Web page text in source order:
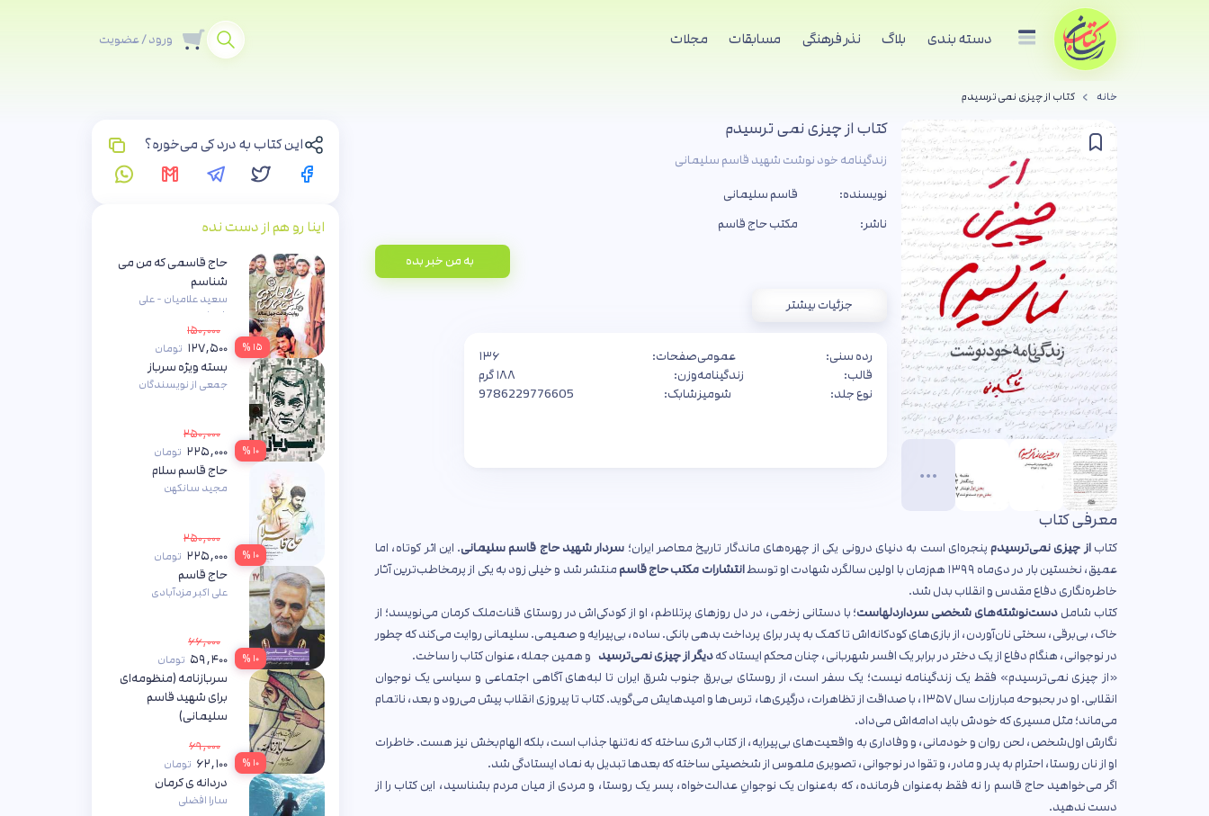
دسته بندی بلاگ نذر فرهنگی مسابقات مجلات ورود / عضویت
خانه کتاب از چیزی نمی ترسیدم
کتاب از چیزی نمی ترسیدم
زندگینامه خود نوشت شهید قاسم سلیمانی
نویسنده:
قاسم سلیمانی
ناشر:
مکتب حاج قاسم
به من خبر بده
جزئیات بیشتر
رده سنی:
عمومی
قالب:
زندگینامه
نوع جلد:
شومیز
صفحات:
۱۳۶
وزن:
۱۸۸ گرم
شابک:
9786229776605
معرفی کتاب
کتاب از چیزی نمی‌ترسیدمپنجره‌ای است به دنیای درونی یکی از چهره‌های ماندگار تاریخ معاصر ایران؛ سردار شهید حاج قاسم سلیمانی. این اثر کوتاه، اما
عمیق، نخستین بار در دی‌ماه ۱۳۹۹ هم‌زمان با اولین سالگرد شهادت او توسط
انتشارات مکتب حاج قاسم منتشر شد و خیلی زود به یکی از پرمخاطب‌ترین آثار
خاطره‌نگاری دفاع مقدس و انقلاب بدل شد.
کتاب شامل دست‌نوشته‌های شخصی سرداردلهاست؛ با دستانی زخمی، در دل روزهای پرتلاطم، او از کودکی‌اش در روستای قنات‌ملک کرمان می‌نویسد؛ از
خاک، بی‌برقی، سختی نان‌آوردن، از بازی‌های کودکانه‌اش تا کمک به پدر برای پرداخت بدهی بانکی. ساده، بی‌پیرایه و صمیمی. سلیمانی روایت می‌کند که چطور
در نوجوانی، هنگام دفاع از یک دختر در برابر یک افسر شهربانی، چنان محکم ایستاد کهدیگر از چیزی نمی‌ترسید و همین جمله، عنوان کتاب را ساخت.
«از چیزی نمی‌ترسیدم» فقط یک زندگینامه نیست؛ یک سفر است، از روستای بی‌برق جنوب شرق ایران تا لبه‌های آگاهی اجتماعی و سیاسی یک نوجوان
انقلابی. او در بحبوحه مبارزات سال ۱۳۵۷، با صداقت از تظاهرات، درگیری‌ها، ترس‌ها و امیدهایش می‌گوید. کتاب تا پیروزی انقلاب پیش می‌رود و بعد، ناتمام
می‌ماند؛ مثل مسیری که خودش باید ادامه‌اش می‌داد.
نگارش اول‌شخص، لحن روان و خودمانی، و وفاداری به واقعیت‌های بی‌پیرایه، از کتاب اثری ساخته که نه‌تنها جذاب است، بلکه الهام‌بخش نیز هست. خاطرات
او از نان روستا، احترام به پدر و مادر، و تقوا در نوجوانی، تصویری ملموس از شخصیتی ساخته که بعدها تبدیل به نماد ایستادگی شد.
اگر می‌خواهید حاج قاسم را نه فقط به‌عنوان فرمانده، که به‌عنوان یک نوجوانِ عدالت‌خواه، پسر یک روستا، و مردی از میان مردم بشناسید، این کتاب را از
دست ندهید.
این کتاب به درد کی می‌خوره؟
اینا رو هم از دست نده
۱۵ %
حاج قاسمی که من می
شناسم
سعید علامیان - علی
شیرازی
۱۵۰,۰۰۰
۱۲۷,۵۰۰ تومان
۱۰ %
بسته ویژه سرباز
جمعی از نویسندگان
۲۵۰,۰۰۰
۲۲۵,۰۰۰ تومان
۱۰ %
حاج قاسم سلام
مجید سانکهن
۲۵۰,۰۰۰
۲۲۵,۰۰۰ تومان
۱۰ %
حاج قاسم
علی اکبر مزدآبادی
۶۶,۰۰۰
۵۹,۴۰۰ تومان
۱۰ %
سربازنامه (منظومه‌ای
برای شهید قاسم
سلیمانی)
۶۹,۰۰۰
۶۲,۱۰۰ تومان
دردانه ی کرمان
سارا افضلی